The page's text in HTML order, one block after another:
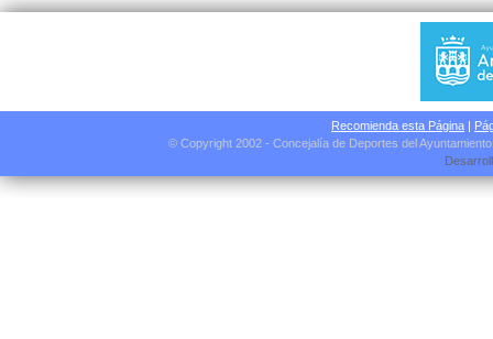
Recomienda esta Página |
© Copyright 2002 - Concejalía de Deportes del